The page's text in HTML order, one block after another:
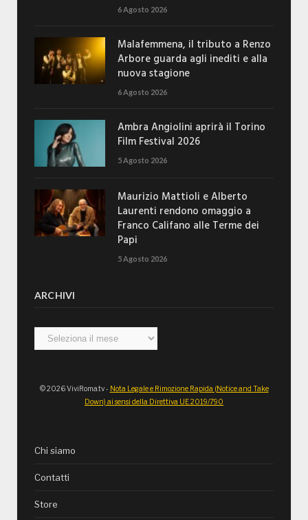
6 Agosto 2026
Malafemmena, il tributo a Renzo
Arbore guarda agli inediti e alla
nuova stagione
6 Agosto 2026
Ambra Angiolini aprirà il Torino
Film Festival 2026
5 Agosto 2026
Maurizio Mattioli e Alberto
Laurenti rendono omaggio a
Franco Califano alle Terme dei
Papi
5 Agosto 2026
ARCHIVI
Archivi
© 2026 ViviRoma.tv - Nota Legale e Rimozione Rapida (Notice and Take
Down) ai sensi della Direttiva UE 2019/790
Chi siamo
Contatti
Store